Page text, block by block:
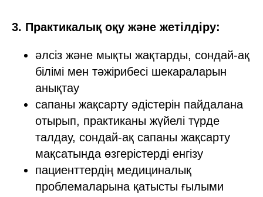
3. Практикалық оқу және жетілдіру:
әлсіз және мықты жақтарды, сондай-ақ
білімі мен тәжірибесі шекараларын
анықтау
сапаны жақсарту әдістерін пайдалана
отырып, практиканы жүйелі түрде
талдау, сондай-ақ сапаны жақсарту
мақсатында өзгерістерді енгізу
пациенттердің медициналық
проблемаларына қатысты ғылыми